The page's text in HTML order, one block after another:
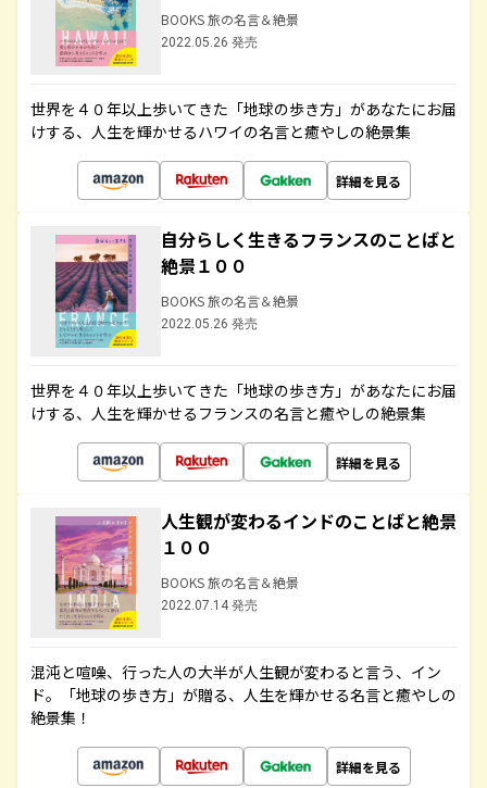
BOOKS 旅の名言＆絶景
2022.05.26 発売
世界を４０年以上歩いてきた「地球の歩き方」があなたにお届
けする、人生を輝かせるハワイの名言と癒やしの絶景集
詳細を見る
自分らしく生きるフランスのことばと
絶景１００
BOOKS 旅の名言＆絶景
2022.05.26 発売
世界を４０年以上歩いてきた「地球の歩き方」があなたにお届
けする、人生を輝かせるフランスの名言と癒やしの絶景集
詳細を見る
人生観が変わるインドのことばと絶景
１００
BOOKS 旅の名言＆絶景
2022.07.14 発売
混沌と喧噪、行った人の大半が人生観が変わると言う、イン
ド。「地球の歩き方」が贈る、人生を輝かせる名言と癒やしの
絶景集！
詳細を見る